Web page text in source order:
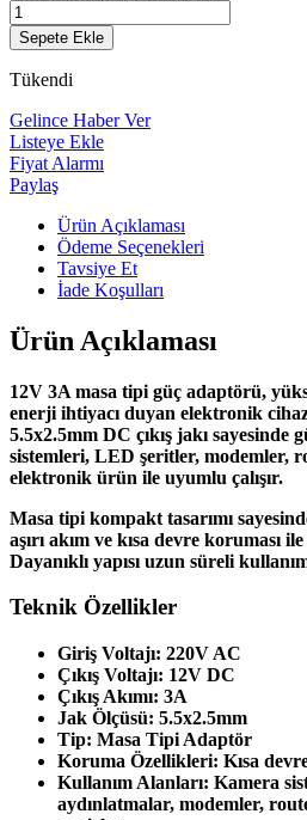
Sepete Ekle
Tükendi
Gelince Haber Ver
Listeye Ekle
Fiyat Alarmı
Paylaş
Ürün Açıklaması
Ödeme Seçenekleri
Tavsiye Et
İade Koşulları
Ürün Açıklaması
12V 3A masa tipi güç adaptörü,
enerji ihtiyacı duyan elektronik
5.5x2.5mm DC çıkış jakı sayesinde
sistemleri, LED şeritler, modemler,
elektronik ürün ile uyumlu çalışır.
Masa tipi kompakt tasarımı
aşırı akım ve kısa devre koruması
Dayanıklı yapısı uzun süreli
Teknik Özellikler
Giriş Voltajı: 220V AC
Çıkış Voltajı: 12V DC
Çıkış Akımı: 3A
Jak Ölçüsü: 5.5x2.5mm
Tip: Masa Tipi Adaptör
Koruma Özellikleri: Kısa devre
Kullanım Alanları: Kamera
aydınlatmalar, modemler,